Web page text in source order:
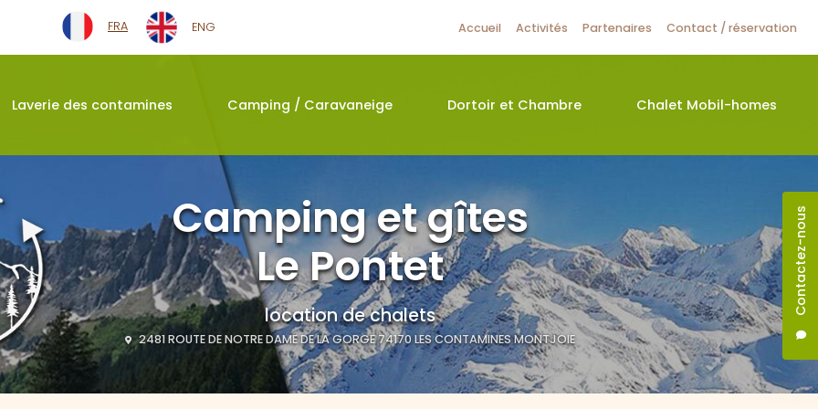
FRA ENG
Contactez-nous
Accueil Activités Partenaires Contact / réservation
Laverie des contamines Camping / Caravaneige Dortoir et Chambre Chalet Mobil-homes
Camping et gîtes
Le Pontet
location de chalets
2481 ROUTE DE NOTRE DAME DE LA GORGE 74170LES CONTAMINES MONTJOIE